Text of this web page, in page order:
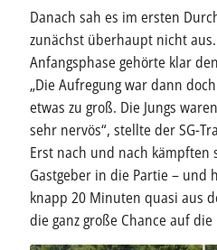
Danach sah es im ersten
zunächst überhaupt nicht
Anfangsphase gehörte klar
„Die Aufregung war dann
etwas zu groß. Die Jungs
sehr nervös“, stellte der SG-
Erst nach und nach kämpften
Gastgeber in die Partie – und
knapp 20 Minuten quasi aus
die ganz große Chance auf die